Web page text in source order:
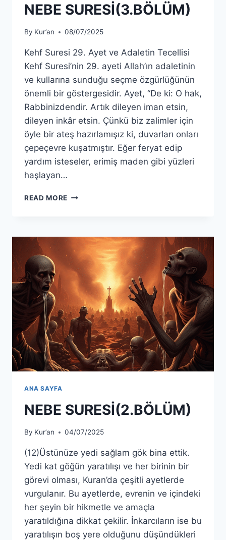
NEBE SURESİ(3.BÖLÜM)
By Kur’an 08/07/2025
Kehf Suresi 29. Ayet ve Adaletin Tecellisi
Kehf Suresi’nin 29. ayeti Allah’ın adaletinin
ve kullarına sunduğu seçme özgürlüğünün
önemli bir göstergesidir. Ayet, “De ki: O hak,
Rabbinizdendir. Artık dileyen iman etsin,
dileyen inkâr etsin. Çünkü biz zalimler için
öyle bir ateş hazırlamışız ki, duvarları onları
çepeçevre kuşatmıştır. Eğer feryat edip
yardım isteseler, erimiş maden gibi yüzleri
haşlayan…
READ MORE NEBE
ANA SAYFA
NEBE SURESİ(2.BÖLÜM)
By Kur’an 04/07/2025
(12)Üstünüze yedi sağlam gök bina ettik.
Yedi kat göğün yaratılışı ve her birinin bir
görevi olması, Kuran’da çeşitli ayetlerde
vurgulanır. Bu ayetlerde, evrenin ve içindeki
her şeyin bir hikmetle ve amaçla
yaratıldığına dikkat çekilir. İnkarcıların ise bu
yaratılışın boş yere olduğunu düşündükleri